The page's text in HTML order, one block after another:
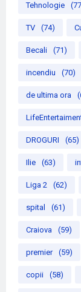
Tehnologie
TV (74)
Becali (71)
incendiu (70)
de ultima ora
DROGURI (65)
Ilie (63)
Liga 2 (62)
spital (61)
Craiova (59)
premier (59)
copii (58)